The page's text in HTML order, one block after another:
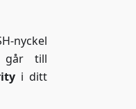
nyckel
går till
i ditt